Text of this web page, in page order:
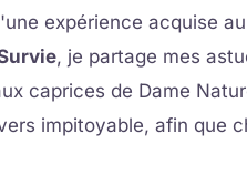
expérience acquise
, je partage mes
caprices de Dame
impitoyable, afin que